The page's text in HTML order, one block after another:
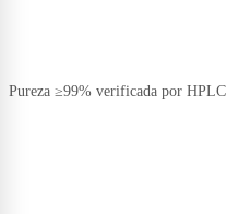
Pureza ≥99% verificada por HPLC